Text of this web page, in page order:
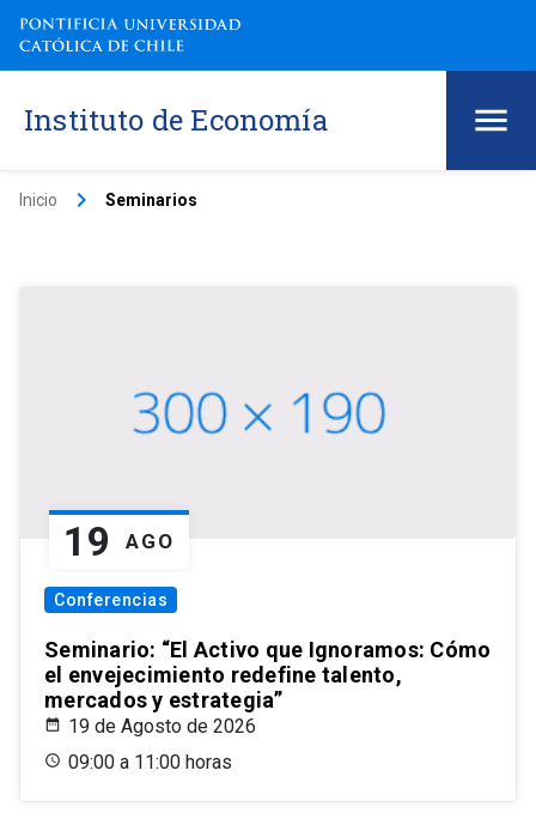
Instituto de Economía
Inicio keyboard_arrow_right Seminarios
19 AGO
Conferencias
Seminario: “El Activo que Ignoramos: Cómo
el envejecimiento redefine talento,
mercados y estrategia”
19 de Agosto de 2026
09:00 a 11:00 horas